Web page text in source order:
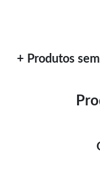
+ Produtos